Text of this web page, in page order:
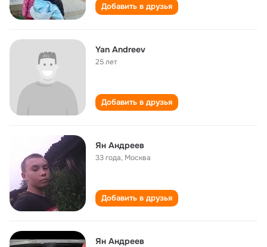
Добавить в друзья
Yan Andreev
25 лет
Добавить в друзья
Ян Андреев
33 года, Москва
Добавить в друзья
Ян Андреев